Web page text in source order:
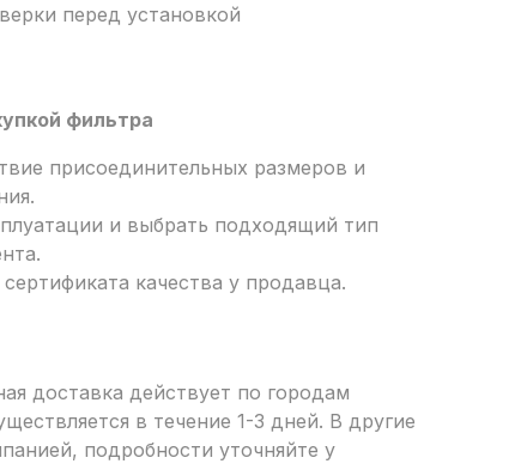
перед установкой
фильтра
присоединительных размеров и
и выбрать подходящий тип
качества у продавца.
доставка действует по городам
в течение 1-3 дней. В другие
подробности уточняйте у